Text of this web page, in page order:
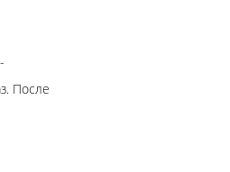
После